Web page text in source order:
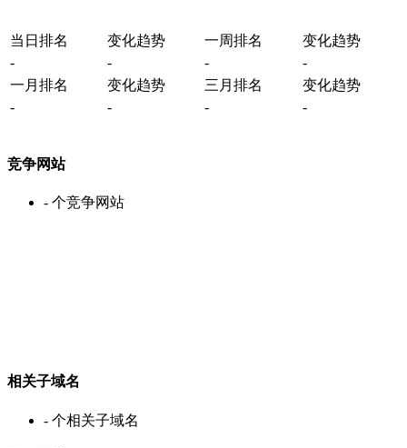
当日排名 变化趋势 一周排名
变化趋势
-
- -
-
一月排名
变化趋势 三月排名
变化趋势
-
- - -
竞争网站
- 个竞争网站
相关子域名
- 个相关子域名